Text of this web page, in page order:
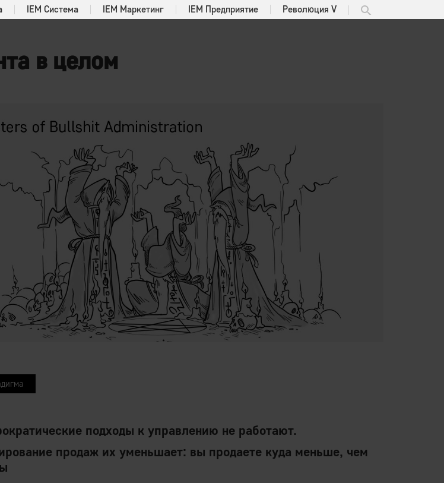
IEM Система IEM Маркетинг IEM Предприятие Революция V
в целом
подходы к управлению не работают.
продаж их уменьшает: вы продаете куда меньше, чем